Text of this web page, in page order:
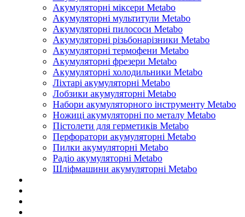
Акумуляторні міксери Metabo
Акумуляторні мультитули Metabo
Акумуляторні пилососи Metabo
Акумуляторні різьбонарізники Metabo
Акумуляторні термофени Metabo
Акумуляторні фрезери Metabo
Акумуляторні холодильники Metabo
Ліхтарі акумуляторні Metabo
Лобзики акумуляторні Metabo
Набори акумуляторного інструменту Metabo
Ножиці акумуляторні по металу Metabo
Пістолети для герметиків Metabo
Перфоратори акумуляторні Metabo
Пилки акумуляторні Metabo
Радіо акумуляторні Metabo
Шліфмашини акумуляторні Metabo